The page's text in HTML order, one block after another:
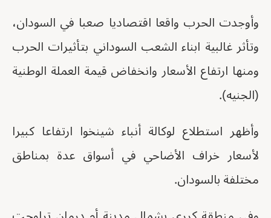
وأوجدت الحرب واقعا اقتصاديا صعبا في السودان،
وتأثر غالبية ابناء الشعب السوداني بتأثيرات الحرب
ومنها ارتفاع الأسعار وانخفاض قيمة العملة الوطنية
(الجنيه).
وأظهر استطلاع لوكالة أنباء شينخوا ارتفاعا كبيرا
لأسعار خراف الأضاحي في أسواق عدة بمناطق
مختلفة بالسودان.